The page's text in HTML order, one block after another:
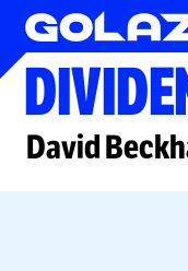
Special
David